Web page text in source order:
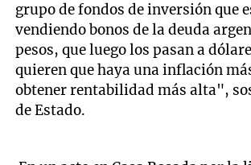
grupo de fondos de inversión que
vendiendo bonos de la deuda
pesos, que luego los pasan a
quieren que haya una inflación
obtener rentabilidad más alta",
de Estado.